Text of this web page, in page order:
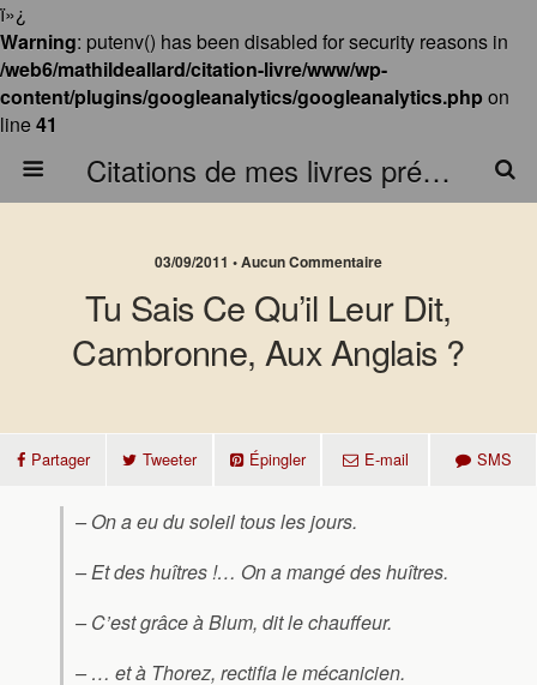
ï»¿
Warning: putenv() has been disabled for security reasons in
/web6/mathildeallard/citation-livre/www/wp-
content/plugins/googleanalytics/googleanalytics.php on
line41
Citations de mes livres préférés
03/09/2011 • Aucun Commentaire
Tu Sais Ce Qu’il Leur Dit,
Cambronne, Aux Anglais ?
Partager Tweeter Épingler E-mail SMS
– On a eu du soleil tous les jours.
– Et des huîtres !… On a mangé des huîtres.
– C’est grâce à Blum, dit le chauffeur.
– … et à Thorez, rectifia le mécanicien.